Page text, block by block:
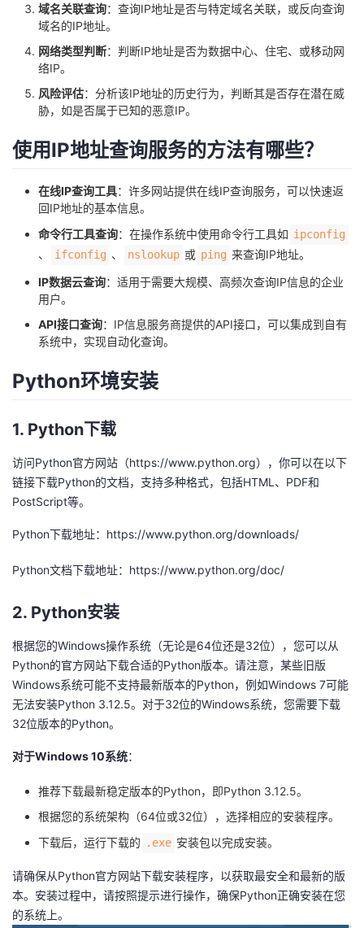
动
关
注
发
者
我
的
课
程
我
的
认
我
的
验
我
收
藏
Programs
我
的
支
的
技
术
支
我
的
云
声
域名关联查询：查询IP地址是否与特定域名关联，或反向查询
域名的IP地址。
网络类型判断：判断IP地址是否为数据中心、住宅、或移动网
络IP。
风险评估：分析该IP地址的历史行为，判断其是否存在潜在威
胁，如是否属于已知的恶意IP。
使用IP地址查询服务的方法有哪些？
在线IP查询工具：许多网站提供在线IP查询服务，可以快速返
回IP地址的基本信息。
命令行工具查询：在操作系统中使用命令行工具如 ipconfig
、 ifconfig 、 nslookup 或 ping 来查询IP地址。
IP数据云查询：适用于需要大规模、高频次查询IP信息的企业
用户。
API接口查询：IP信息服务商提供的API接口，可以集成到自有
系统中，实现自动化查询。
Python环境安装
1. Python下载
访问Python官方网站（https://www.python.org），你可以在以下
链接下载Python的文档，支持多种格式，包括HTML、PDF和
PostScript等。
Python下载地址： https://www.python.org/downloads/
Python文档下载地址： https://www.python.org/doc/
2. Python安装
根据您的Windows操作系统（无论是64位还是32位），您可以从
Python的官方网站下载合适的Python版本。请注意，某些旧版
Windows系统可能不支持最新版本的Python，例如Windows 7可能
无法安装Python 3.12.5。对于32位的Windows系统，您需要下载
32位版本的Python。
对于Windows 10系统：
推荐下载最新稳定版本的Python，即Python 3.12.5。
根据您的系统架构（64位或32位），选择相应的安装程序。
下载后，运行下载的
.exe 安装包以完成安装。
请确保从Python官方网站下载安装程序，以获取最安全和最新的版
本。安装过程中，请按照提示进行操作，确保Python正确安装在您
的系统上。